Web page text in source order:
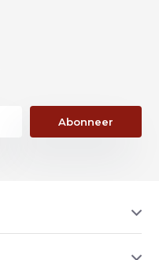
Abonneer